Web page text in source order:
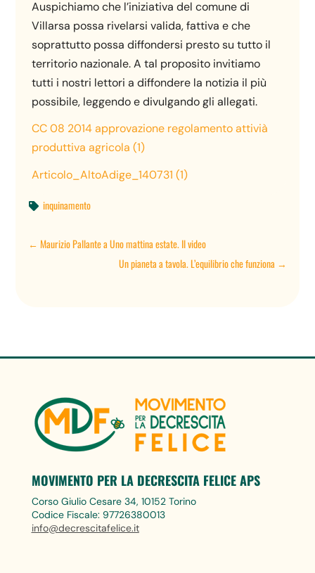
Auspichiamo che l’iniziativa del comune di
Villarsa possa rivelarsi valida, fattiva e che
soprattutto possa diffondersi presto su tutto il
territorio nazionale. A tal proposito invitiamo
tutti i nostri lettori a diffondere la notizia il più
possibile, leggendo e divulgando gli allegati.
CC 08 2014 approvazione regolamento attivià
produttiva agricola (1)
Articolo_AltoAdige_140731 (1)
 inquinamento
←Maurizio Pallante a Uno mattina estate. Il video
Un pianeta a tavola. L’equilibrio che funziona →
MOVIMENTO PER LA DECRESCITA FELICE APS
Corso Giulio Cesare 34, 10152 Torino
Codice Fiscale: 97726380013
info@decrescitafelice.it